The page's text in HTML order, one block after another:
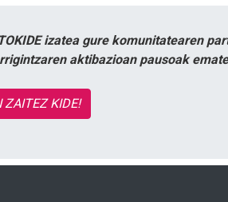
izatea gure komunitatearen
aktibazioan pausoak
ZAITEZ KIDE!